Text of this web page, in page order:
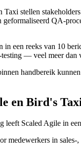
stellen
QA-
een reeks van 10
— veel meer dan
handbereik
en Bird's
leeft Scaled Agile in
medewerkers in